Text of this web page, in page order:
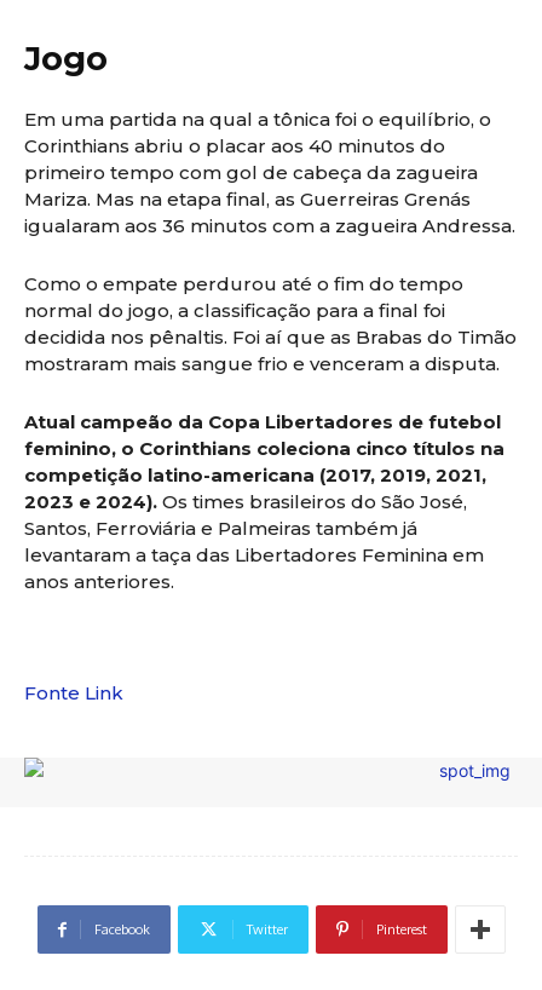
Jogo
Em uma partida na qual a tônica foi o equilíbrio, o
Corinthians abriu o placar aos 40 minutos do
primeiro tempo com gol de cabeça da zagueira
Mariza. Mas na etapa final, as Guerreiras Grenás
igualaram aos 36 minutos com a zagueira Andressa.
Como o empate perdurou até o fim do tempo
normal do jogo, a classificação para a final foi
decidida nos pênaltis. Foi aí que as Brabas do Timão
mostraram mais sangue frio e venceram a disputa.
Atual campeão da Copa Libertadores de futebol
feminino, o Corinthians coleciona cinco títulos na
competição latino-americana (2017, 2019, 2021,
2023 e 2024). Os times brasileiros do São José,
Santos, Ferroviária e Palmeiras também já
levantaram a taça das Libertadores Feminina em
anos anteriores.
Fonte Link
Facebook Twitter Pinterest